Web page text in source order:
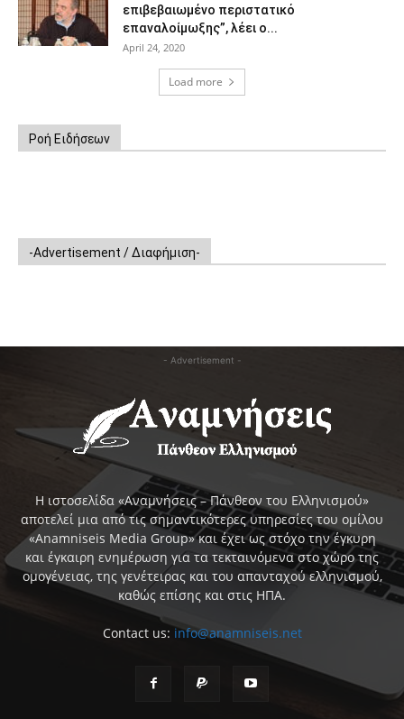
επιβεβαιωμένο περιστατικό
επαναλοίμωξης”, λέει ο...
April 24, 2020
Load more
Ροή Ειδήσεων
-Advertisement / Διαφήμιση-
- Advertisement -
Η ιστοσελίδα «Αναμνήσεις – Πάνθεον του Ελληνισμού»
αποτελεί μια από τις σημαντικότερες υπηρεσίες του ομίλου
«Anamniseis Media Group» και έχει ως στόχο την έγκυρη
και έγκαιρη ενημέρωση για τα τεκταινόμενα στο χώρο της
ομογένειας, της γενέτειρας και του απανταχού ελληνισμού,
καθώς επίσης και στις ΗΠΑ.
Contact us: info@anamniseis.net